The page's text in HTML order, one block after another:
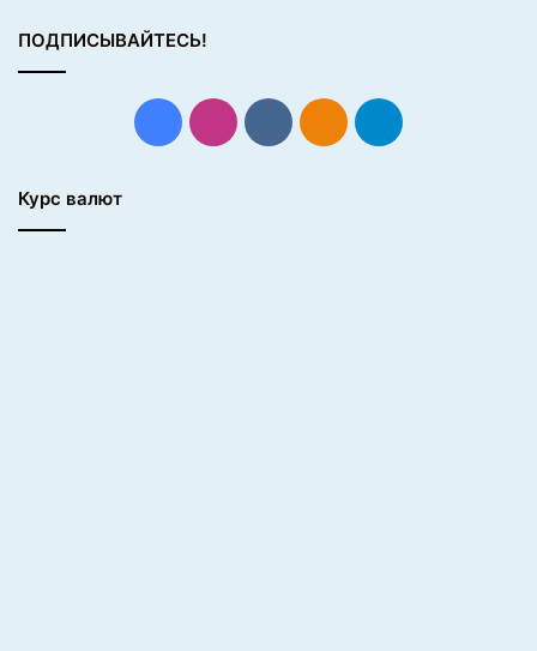
ПОДПИСЫВАЙТЕСЬ!
FacebookInstagramvk.comОдноклассники
Telegram
Курс валют